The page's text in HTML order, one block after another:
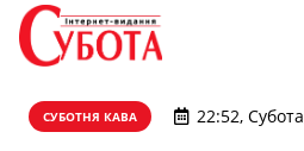
СУБОТНЯ КАВА 22:52,